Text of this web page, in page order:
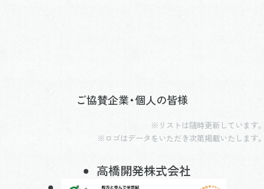
ご協賛企業・個人の皆様
※リストは随時更新しています。
※ロゴはデータをいただき次第掲載いたします。
高橋開発株式会社